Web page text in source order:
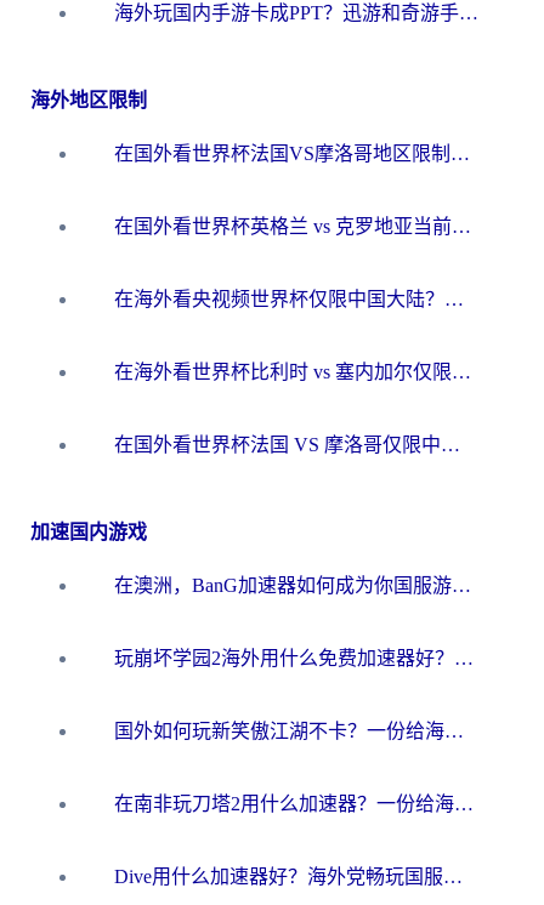
海外玩国内手游卡成PPT？迅游和奇游手游哪个好？一篇讲透回国加速器怎么选
海外地区限制
在国外看世界杯法国VS摩洛哥地区限制？这篇指南让你流畅看中文解说无压力
在国外看世界杯英格兰 vs 克罗地亚当前地区不可播放？这篇指南帮你搞定所有海外观赛难题
在海外看央视频世界杯仅限中国大陆？这篇指南帮你解锁中文解说+无卡顿直播
在海外看世界杯比利时 vs 塞内加尔仅限中国大陆？我找到了最流畅的中文解说之路
在国外看世界杯法国 VS 摩洛哥仅限中国大陆？海外党这样看中文解说赛事不卡顿
加速国内游戏
在澳洲，BanG加速器如何成为你国服游戏的“时光机”？
玩崩坏学园2海外用什么免费加速器好？2026海外党亲测国服游戏加速指南
国外如何玩新笑傲江湖不卡？一份给海外游子的终极网络指南
在南非玩刀塔2用什么加速器？一份给海外游子的终极生存指南
Dive用什么加速器好？海外党畅玩国服游戏的终极避坑指南